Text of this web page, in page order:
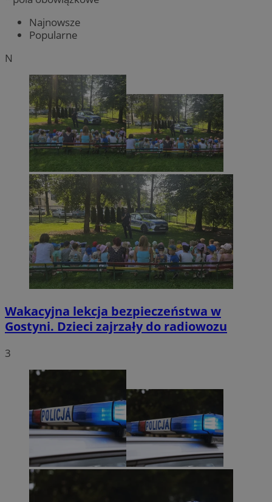
Najnowsze
Popularne
N
Wakacyjna lekcja bezpieczeństwa w
Gostyni. Dzieci zajrzały do radiowozu
3